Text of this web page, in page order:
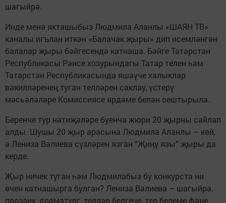
шагыйрә.
Инде менә якташыбыз Людмила Аланлы «ШАЯН ТВ»
каналы игълан иткән «Балачак җыры» дип исемләнгән
балалар җыры бәйгесендә катнаша. Бәйге Татарстан
Республикасы Рәисе хозурындагы Татар телен һәм
Татарстан Республикасында яшәүче халыклар
вәкилләренең туган телләрен саклау, үстерү
мәсьәләләре Комиссиясе ярдәме белән оештырыла.
Беренче тур нәтиҗәләре буенча жюри 20 җырны сайлап
алды. Шушы 20 җыр арасына Людмила Аланлы – көй,
ә Лениза Вәлиева сүзләрен язган “Җиңү язы” җыры да
керде.
Җыр ничек туган һәм Людмилабыз бу конкурста ни
өчен катнашырга булган? Лениза Вәлиева – шагыйрә,
прозаик, драматург, телләр белгече, тел белеме фәне